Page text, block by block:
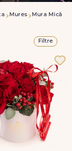
Mures Mura Mică
Filtre